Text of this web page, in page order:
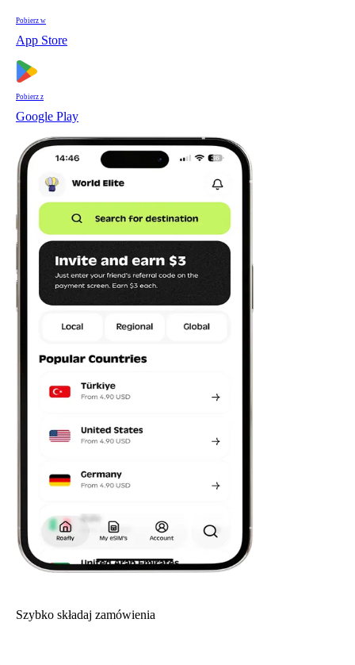
Pobierz w
App Store
Pobierz z
Google Play
Szybko składaj zamówienia